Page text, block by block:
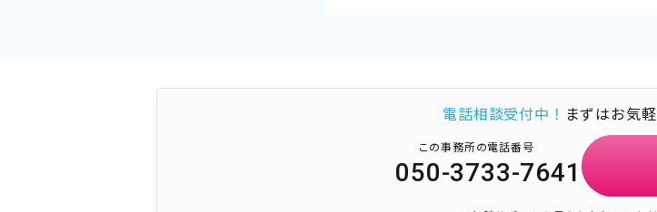
電話相談受付中！ まずはお気
この事務所の電話番号
050-3733-7641